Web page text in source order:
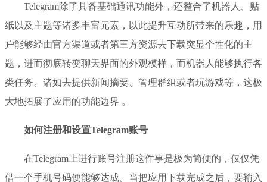
Telegram除了具备基础通讯功能外，还整合了机器人、贴
纸以及主题等诸多丰富元素，以此提升互动所带来的乐趣，用
户能够经由官方渠道或者第三方资源去下载突显个性化的主
题，进而彻底转变聊天界面的外观模样，而机器人能够执行各
类任务。诸如去提供新闻摘要、管理群组或者玩游戏等，这极
大地拓展了应用的功能边界 。
如何注册和设置Telegram账号
在Telegram上进行账号注册这件事是极为简便的，仅仅凭
借一个手机号码便能够达成。当把应用下载完成之后，要输入